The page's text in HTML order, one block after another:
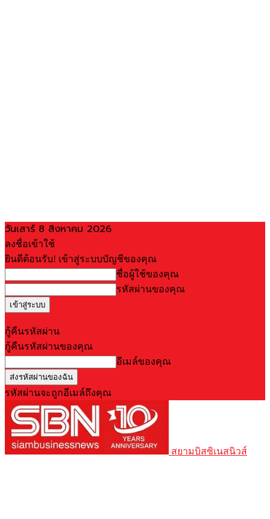
วันเสาร์ 8 สิงหาคม 2026
ลงชื่อเข้าใช้
ยินดีต้อนรับ! เข้าสู่ระบบบัญชีของคุณ
ชื่อผู้ใช้ของคุณ
รหัสผ่านของคุณ
กู้คืนรหัสผ่าน
กู้คืนรหัสผ่านของคุณ
อีเมล์ของคุณ
รหัสผ่านจะถูกอีเมล์ถึงคุณ
สยามบิสซิเนสนิวส์